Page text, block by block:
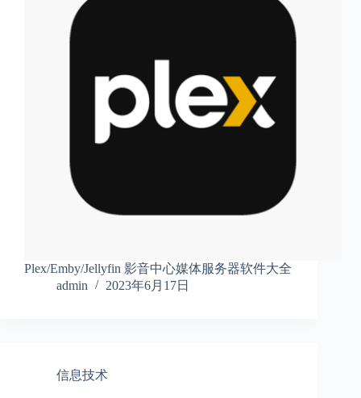
Plex/Emby/Jellyfin 影音中心媒体服务器软件大全
admin
2023年6月17日
信息技术